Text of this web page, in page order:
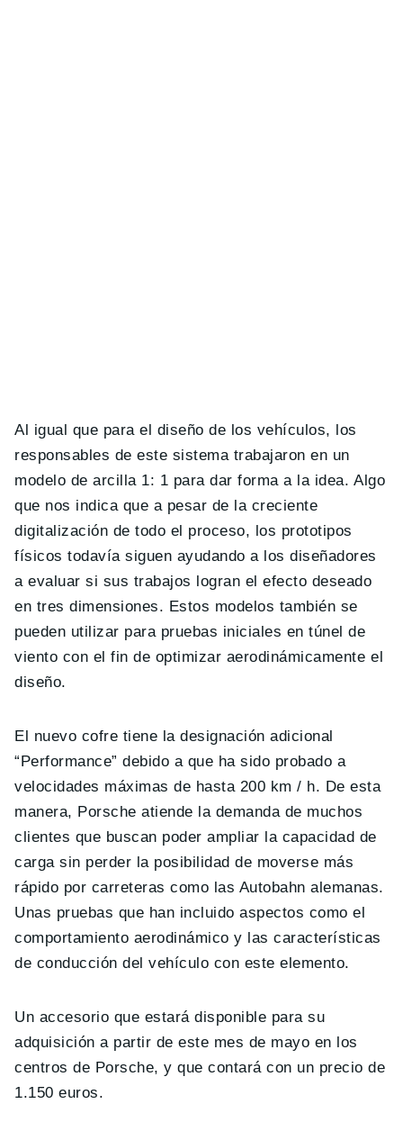
Al igual que para el diseño de los vehículos, los
responsables de este sistema trabajaron en un
modelo de arcilla 1: 1 para dar forma a la idea. Algo
que nos indica que a pesar de la creciente
digitalización de todo el proceso, los prototipos
físicos todavía siguen ayudando a los diseñadores
a evaluar si sus trabajos logran el efecto deseado
en tres dimensiones. Estos modelos también se
pueden utilizar para pruebas iniciales en túnel de
viento con el fin de optimizar aerodinámicamente el
diseño.
El nuevo cofre tiene la designación adicional
“Performance” debido a que ha sido probado a
velocidades máximas de hasta 200 km / h. De esta
manera, Porsche atiende la demanda de muchos
clientes que buscan poder ampliar la capacidad de
carga sin perder la posibilidad de moverse más
rápido por carreteras como las Autobahn alemanas.
Unas pruebas que han incluido aspectos como el
comportamiento aerodinámico y las características
de conducción del vehículo con este elemento.
Un accesorio que estará disponible para su
adquisición a partir de este mes de mayo en los
centros de Porsche, y que contará con un precio de
1.150 euros.